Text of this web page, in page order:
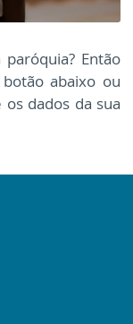
Então
abaixo ou
dados da sua